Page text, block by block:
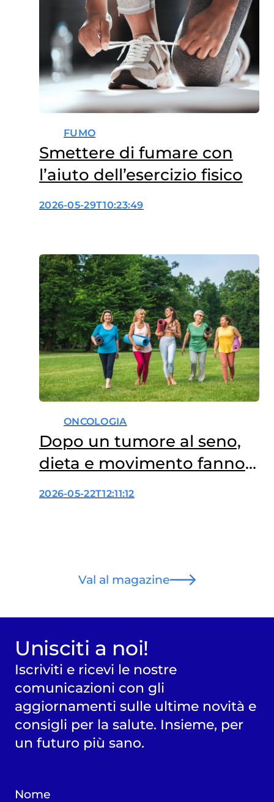
FUMO
Smettere di fumare con
l’aiuto dell’esercizio fisico
2026-05-29T10:23:49
ONCOLOGIA
Dopo un tumore al seno,
dieta e movimento fanno
la differenza
2026-05-22T12:11:12
Val al magazine
Unisciti a noi!
Iscriviti e ricevi le nostre
comunicazioni con gli
aggiornamenti sulle ultime novità e
consigli per la salute. Insieme, per
un futuro più sano.
Nome